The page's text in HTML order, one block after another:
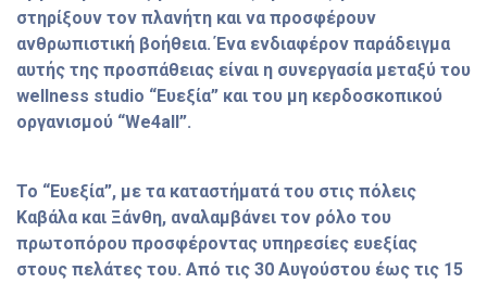
στηρίξουν τον πλανήτη και να προσφέρουν
ανθρωπιστική βοήθεια. Ένα ενδιαφέρον παράδειγμα
αυτής της προσπάθειας είναι η συνεργασία μεταξύ του
wellness studio “Ευεξία” και του μη κερδοσκοπικού
οργανισμού “We4all”.
Το “Ευεξία”, με τα καταστήματά του στις πόλεις
Καβάλα και Ξάνθη, αναλαμβάνει τον ρόλο του
πρωτοπόρου προσφέροντας υπηρεσίες ευεξίας
στους πελάτες του. Από τις 30 Αυγούστου έως τις 15